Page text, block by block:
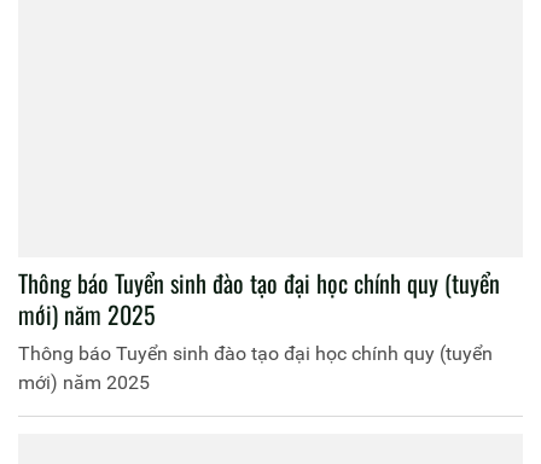
Thông báo Tuyển sinh đào tạo đại học chính quy (tuyển
mới) năm 2025
Thông báo Tuyển sinh đào tạo đại học chính quy (tuyển
mới) năm 2025